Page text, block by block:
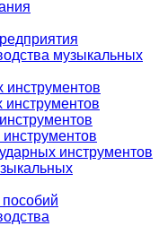
музыкальных
инструментов
инструментов